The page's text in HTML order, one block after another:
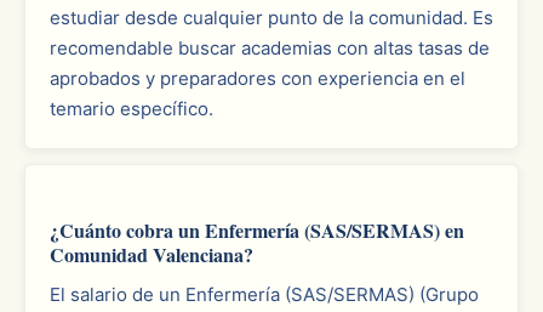
estudiar desde cualquier punto de la comunidad. Es
recomendable buscar academias con altas tasas de
aprobados y preparadores con experiencia en el
temario específico.
¿Cuánto cobra un Enfermería (SAS/SERMAS) en
Comunidad Valenciana?
El salario de un Enfermería (SAS/SERMAS) (Grupo